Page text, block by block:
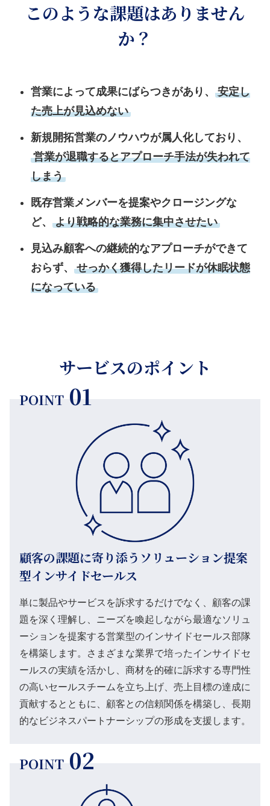
このような課題はありません
か？
営業によって成果にばらつきがあり、
安定し
た売上が見込めない
新規開拓営業のノウハウが属人化しており、
営業が退職するとアプローチ手法が失われて
しまう
既存営業メンバーを提案やクロージングな
ど、
より戦略的な業務に集中させたい
見込み顧客への継続的なアプローチができて
おらず、
せっかく獲得したリードが休眠状態
になっている
サービスのポイント
POINT 01
顧客の課題に寄り添うソリューション提案
型インサイドセールス
単に製品やサービスを訴求するだけでなく、顧客の課
題を深く理解し、ニーズを喚起しながら最適なソリュ
ーションを提案する営業型のインサイドセールス部隊
を構築します。さまざまな業界で培ったインサイドセ
ールスの実績を活かし、商材を的確に訴求する専門性
の高いセールスチームを立ち上げ、売上目標の達成に
貢献するとともに、顧客との信頼関係を構築し、長期
的なビジネスパートナーシップの形成を支援します。
POINT 02